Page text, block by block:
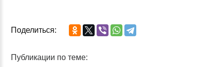
Поделиться:
Публикации по теме: